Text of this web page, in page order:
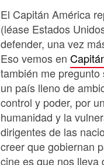
El Capitán América
(léase Estados
defender, una vez
Eso vemos en
también me
un país lleno de
control y poder, por
humanidad y la
dirigentes de las
creer que gobiernan
cine es que nos lleva